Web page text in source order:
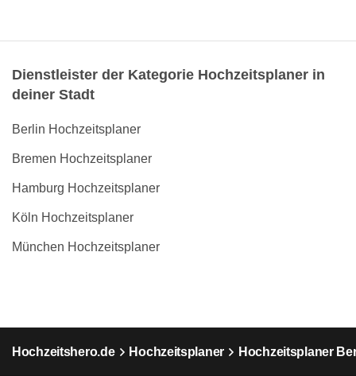
Dienstleister der Kategorie Hochzeitsplaner in
deiner Stadt
Berlin Hochzeitsplaner
Bremen Hochzeitsplaner
Hamburg Hochzeitsplaner
Köln Hochzeitsplaner
München Hochzeitsplaner
Hochzeitshero.de Hochzeitsplaner Hochzeitsplaner